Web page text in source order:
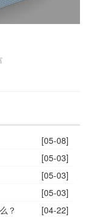
[05-08]
[05-03]
[05-03]
[05-03]
？
[04-22]